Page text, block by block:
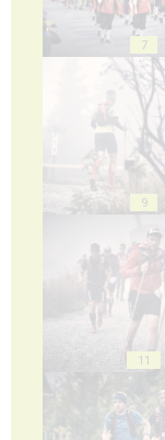
7
9
11